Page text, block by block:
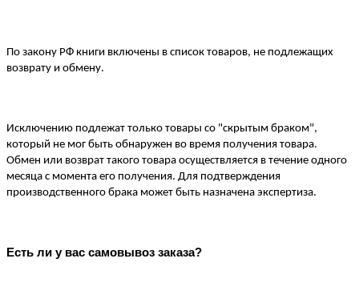
По закону РФ книги включены в список товаров, не подлежащих
возврату и обмену.
Исключению подлежат только товары со "скрытым браком",
который не мог быть обнаружен во время получения товара.
Обмен или возврат такого товара осуществляется в течение одного
месяца с момента его получения. Для подтверждения
производственного брака может быть назначена экспертиза.
Есть ли у вас самовывоз заказа?